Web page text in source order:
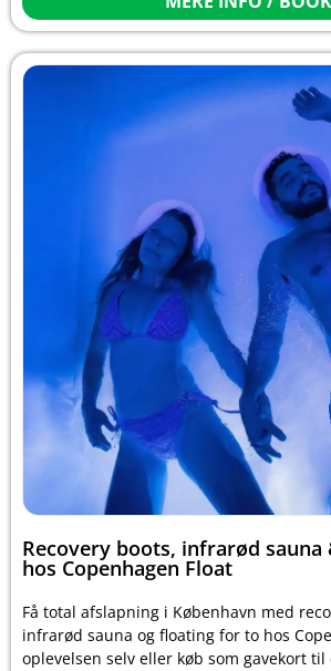
Recovery boots, infrarød
hos Copenhagen Float
Få total afslapning i København med
infrarød sauna og floating for to hos
oplevelsen selv eller køb som gavekort